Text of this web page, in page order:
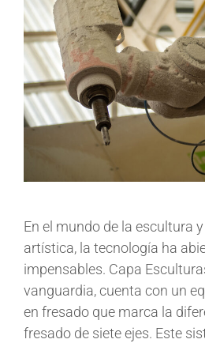
En el mundo de la escultura
artística, la tecnología ha
impensables. Capa
vanguardia, cuenta con un
en fresado que marca la
fresado de siete ejes. Este